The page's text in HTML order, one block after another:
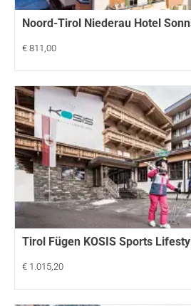
Noord-Tirol Niederau Hotel
€ 811,00
Tirol Fügen KOSIS Sports
€ 1.015,20